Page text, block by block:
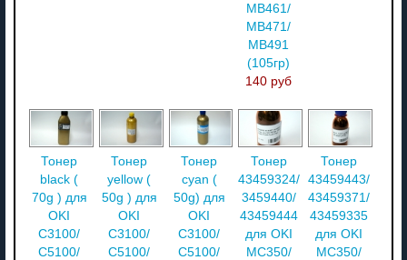
MB461/
MB471/
MB491
(105гр)
140 руб
Тонер
black (
70g ) для
OKI
C3100/
C5100/
Тонер
yellow (
50g ) для
OKI
C3100/
C5100/
Тонер
cyan (
50g) для
OKI
C3100/
C5100/
Тонер
43459324/
3459440/
43459444
для OKI
MC350/
Тонер
43459443/
43459371/
43459335
для OKI
MC350/